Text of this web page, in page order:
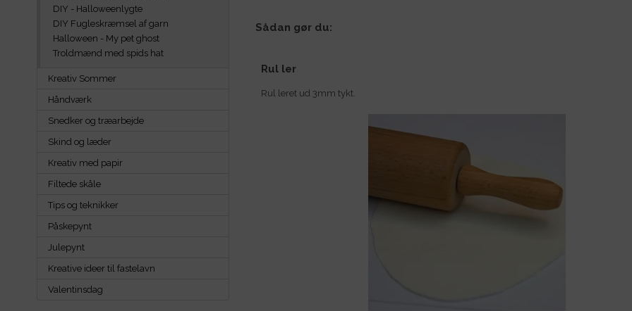
DIY - Halloweenlygte
DIY Fugleskræmsel af garn
Halloween - My pet ghost
Troldmænd med spids hat
Kreativ Sommer
Håndværk
Snedker og træarbejde
Skind og læder
Kreativ med papir
Filtede skåle
Tips og teknikker
Påskepynt
Julepynt
Kreative ideer til fastelavn
Valentinsdag
Sådan gør du:
Rul ler
Rul leret ud 3mm tykt.